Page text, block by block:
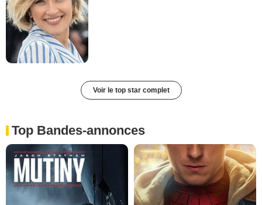
Voir le top star complet
Top Bandes-annonces